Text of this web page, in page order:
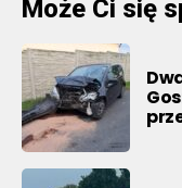
Może Ci się